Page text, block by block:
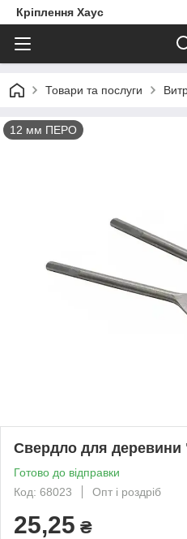
Кріплення Хаус
Товари та послуги
12 мм ПЕРО
Свердло для
Готово до відправки
Код: 68023
Опт і роздріб
25,25 ₴